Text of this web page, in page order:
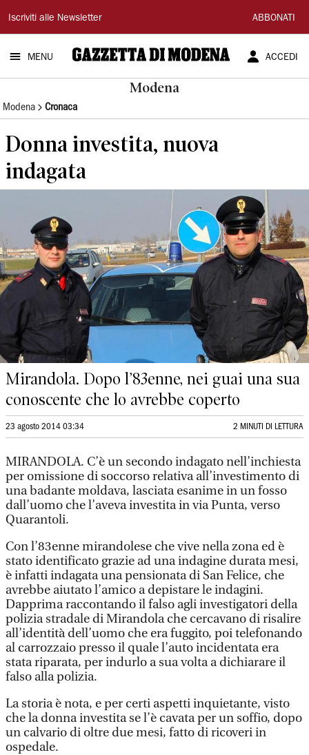
Gazzetta
di
Modena
Iscriviti alle Newsletter ABBONATI
MENU ACCEDI
Modena
Modena Cronaca
Donna investita, nuova
indagata
Mirandola. Dopo l’83enne, nei guai una sua
conoscente che lo avrebbe coperto
23 agosto 2014 03:34 2 MINUTI DI LETTURA
MIRANDOLA. C’è un secondo indagato nell’inchiesta
per omissione di soccorso relativa all’investimento di
una badante moldava, lasciata esanime in un fosso
dall’uomo che l’aveva investita in via Punta, verso
Quarantoli.
Con l’83enne mirandolese che vive nella zona ed è
stato identificato grazie ad una indagine durata mesi,
è infatti indagata una pensionata di San Felice, che
avrebbe aiutato l’amico a depistare le indagini.
Dapprima raccontando il falso agli investigatori della
polizia stradale di Mirandola che cercavano di risalire
all’identità dell’uomo che era fuggito, poi telefonando
al carrozzaio presso il quale l’auto incidentata era
stata riparata, per indurlo a sua volta a dichiarare il
falso alla polizia.
La storia è nota, e per certi aspetti inquietante, visto
che la donna investita se l’è cavata per un soffio, dopo
un calvario di oltre due mesi, fatto di ricoveri in
ospedale.